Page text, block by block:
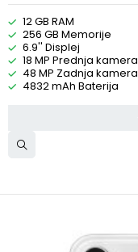
12 GB RAM
256 GB Memorije
6.9'' Displej
18 MP Prednja kamera
48 MP Zadnja kamera
4832 mAh Baterija